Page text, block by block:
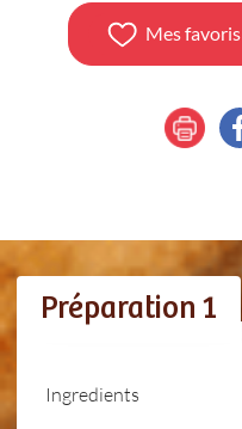
Mes favoris
Préparation 1
Ingredients